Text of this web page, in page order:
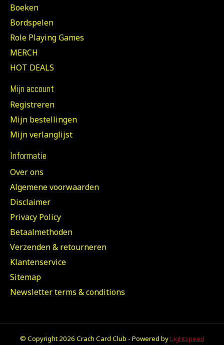
Boeken
Bordspelen
Role Playing Games
MERCH
HOT DEALS
Mijn account
Registreren
Mijn bestellingen
Mijn verlanglijst
Informatie
Over ons
Algemene voorwaarden
Disclaimer
Privacy Policy
Betaalmethoden
Verzenden & retourneren
Klantenservice
Sitemap
Newsletter terms & conditions
© Copyright 2026 Crach Card Club - Powered byLightspeed